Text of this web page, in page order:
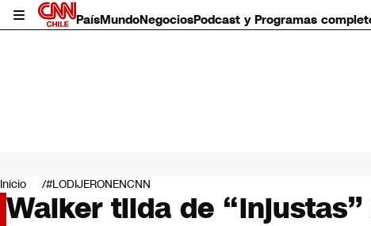
PaísMundoNegociosPodcast y Programas
Mundo
Negocios
Deportes
Inicio #LODIJERONENCNN
Walker tilda de